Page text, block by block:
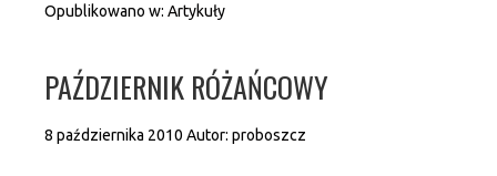
Opublikowano w: Artykuły
PAŹDZIERNIK RÓŻAŃCOWY
8 października 2010 Autor: proboszcz